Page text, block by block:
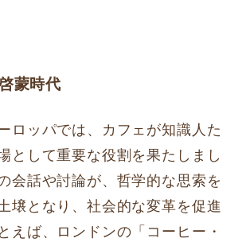
蒙時代
ロッパでは、カフェが知識人た
として重要な役割を果たしまし
会話や討論が、哲学的な思索を
壌となり、社会的な変革を促進
えば、ロンドンの「コーヒー・